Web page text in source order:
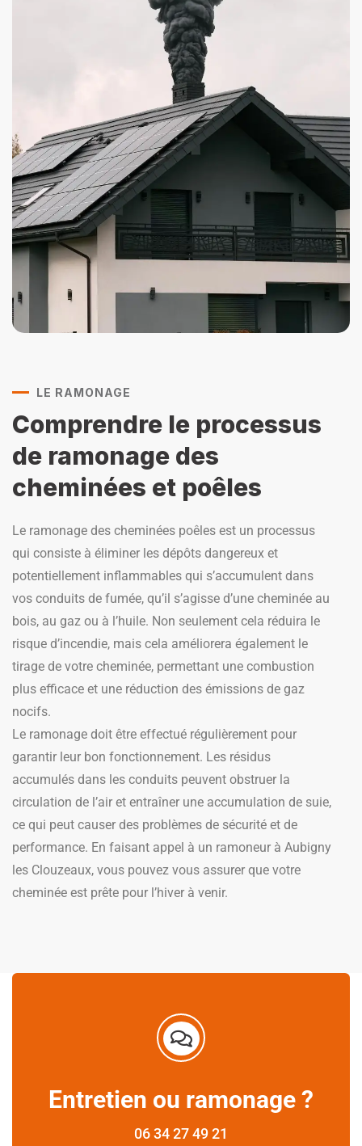
LE RAMONAGE
Comprendre le processus
de ramonage des
cheminées et poêles
Le ramonage des cheminées poêles est un processus
qui consiste à éliminer les dépôts dangereux et
potentiellement inflammables qui s’accumulent dans
vos conduits de fumée, qu’il s’agisse d’une cheminée au
bois, au gaz ou à l’huile. Non seulement cela réduira le
risque d’incendie, mais cela améliorera également le
tirage de votre cheminée, permettant une combustion
plus efficace et une réduction des émissions de gaz
nocifs.
Le ramonage doit être effectué régulièrement pour
garantir leur bon fonctionnement. Les résidus
accumulés dans les conduits peuvent obstruer la
circulation de l’air et entraîner une accumulation de suie,
ce qui peut causer des problèmes de sécurité et de
performance. En faisant appel à un ramoneur à Aubigny
les Clouzeaux, vous pouvez vous assurer que votre
cheminée est prête pour l’hiver à venir.
Entretien ou ramonage ?
06 34 27 49 21